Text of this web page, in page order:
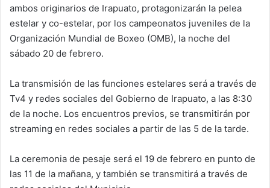
ambos originarios de Irapuato, protagonizarán la pelea
estelar y co-estelar, por los campeonatos juveniles de la
Organización Mundial de Boxeo (OMB), la noche del
sábado 20 de febrero.
La transmisión de las funciones estelares será a través de
Tv4 y redes sociales del Gobierno de Irapuato, a las 8:30
de la noche. Los encuentros previos, se transmitirán por
streaming en redes sociales a partir de las 5 de la tarde.
La ceremonia de pesaje será el 19 de febrero en punto de
las 11 de la mañana, y también se transmitirá a través de